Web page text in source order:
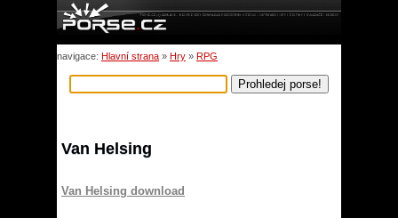
navigace: Hlavní strana » Hry » RPG
Van Helsing
Van Helsing download